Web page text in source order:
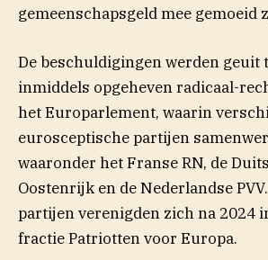
gemeenschapsgeld mee gemoeid
De beschuldigingen werden geuit
inmiddels opgeheven radicaal-
het Europarlement, waarin
eurosceptische partijen
waaronder het Franse RN, de
Oostenrijk en de Nederlandse
partijen verenigden zich na 2024
fractie Patriotten voor Europa.